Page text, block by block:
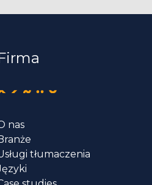
nas
tłumaczenia